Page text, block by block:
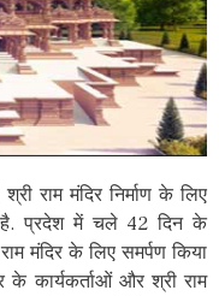
राम मंदिर निर्माण के लिए
है. प्रदेश में चले 42 दिन के
मंदिर के लिए समर्पण किया
कार्यकर्ताओं और श्री राम